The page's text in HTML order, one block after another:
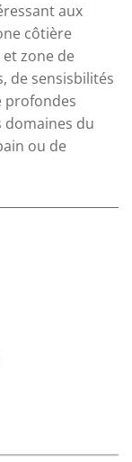
aux
côtière
zone de
de sensisbilités
profondes
du
ou de